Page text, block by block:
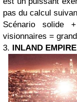
pas du calcul
Scénario solide
visionnaires =
3. INLAND EMPIRE